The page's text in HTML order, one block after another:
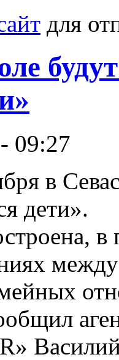
для
09:27
в
дети».